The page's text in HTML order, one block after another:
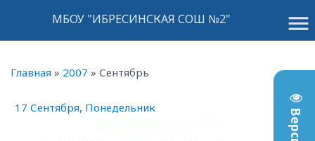
menu
МБОУ "ИБРЕСИНСКАЯ СОШ №2"
Главная » 2007 » Сентябрь
17 Сентября, Понедельник